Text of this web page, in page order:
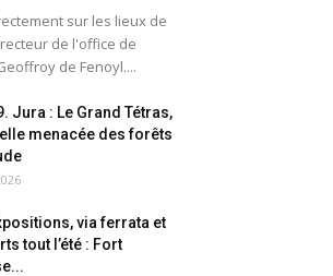
sur les lieux de
de l'office de
de Fenoyl....
Jura : Le Grand Tétras,
menacée des forêts
via ferrata et
tout l’été : Fort